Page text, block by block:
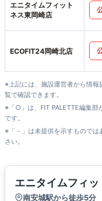
エニタイムフィット
ネス東岡崎店
ECOFIT24岡崎北店
※上記には、施設運営者から情
覧で確認できます。
※「○」は、FIT PALETTE編集部
です。
※「－」は未提供を示すもので
さい。
エニタイムフィ
南安城駅から徒歩5分